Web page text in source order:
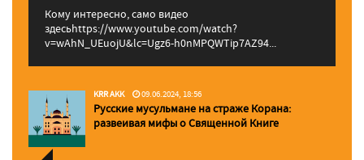
Кому интересно, само видео
здесьhttps://www.youtube.com/watch?
v=wAhN_UEuojU&lc=Ugz6-h0nMPQWTip7AZ94...
KRR AKK 09.06.2024, 18:56
Русские мусульмане на страже Корана:
pазвеивая мифы о Священной Книге